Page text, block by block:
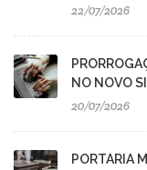
22/07/2026
NO NOVO
20/07/2026
PORTARIA